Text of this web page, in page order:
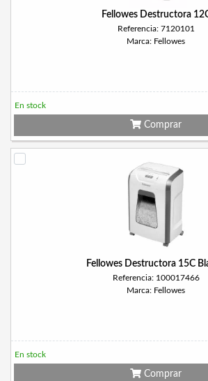
Fellowes Destructora
Referencia: 7120101
Marca: Fellowes
En stock
Comprar
Fellowes Destructora 15C
Referencia: 100017466
Marca: Fellowes
En stock
Comprar